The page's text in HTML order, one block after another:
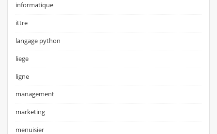
informatique
ittre
langage python
liege
ligne
management
marketing
menuisier